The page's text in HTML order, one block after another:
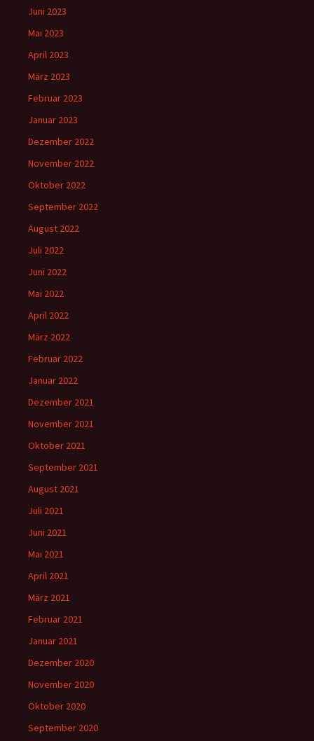
Juni 2023
Mai 2023
April 2023
März 2023
Februar 2023
Januar 2023
Dezember 2022
November 2022
Oktober 2022
September 2022
August 2022
Juli 2022
Juni 2022
Mai 2022
April 2022
März 2022
Februar 2022
Januar 2022
Dezember 2021
November 2021
Oktober 2021
September 2021
August 2021
Juli 2021
Juni 2021
Mai 2021
April 2021
März 2021
Februar 2021
Januar 2021
Dezember 2020
November 2020
Oktober 2020
September 2020